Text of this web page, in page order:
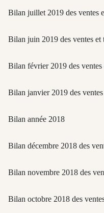
Bilan juillet 2019 des ventes
Bilan juin 2019 des ventes et
Bilan février 2019 des ventes
Bilan janvier 2019 des
Bilan année 2018
Bilan décembre 2018 des
Bilan novembre 2018 des
Bilan octobre 2018 des